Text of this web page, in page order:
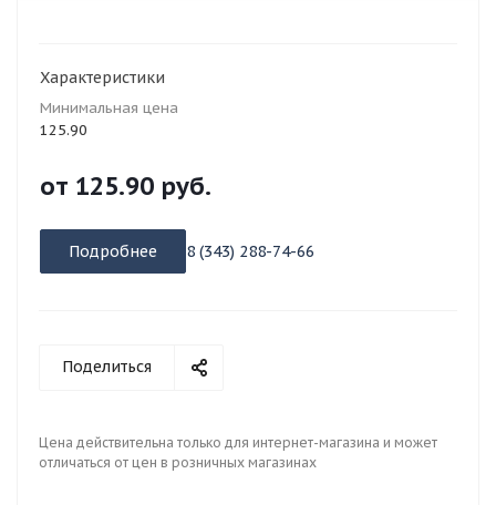
Характеристики
Минимальная цена
125.90
от 125.90 руб.
Подробнее 8 (343) 288-74-66
Поделиться
Цена действительна только для интернет-магазина и может
отличаться от цен в розничных магазинах